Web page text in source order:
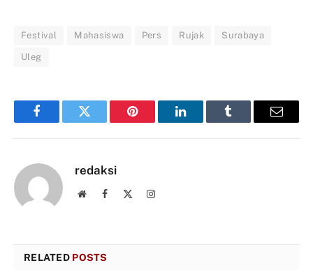
Festival Mahasiswa Pers Rujak Surabaya
Uleg
FacebookTwitter Pinterest LinkedInTumblr Email
redaksi
WebsiteFacebook Instagram
RELATED POSTS